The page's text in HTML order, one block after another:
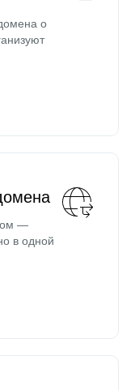
о
—
в одной